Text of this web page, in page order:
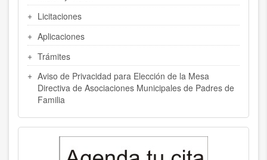
Licitaciones
Aplicaciones
Trámites
Aviso de Privacidad para Elección de la Mesa
Directiva de Asociaciones Municipales de Padres de
Familia